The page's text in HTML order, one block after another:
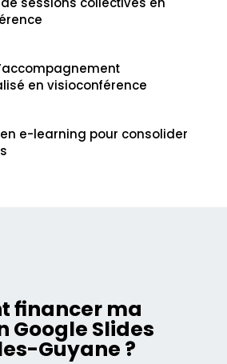
en visioconférence
e-learning pour consolider
financer ma
Google Slides
Guyane ?